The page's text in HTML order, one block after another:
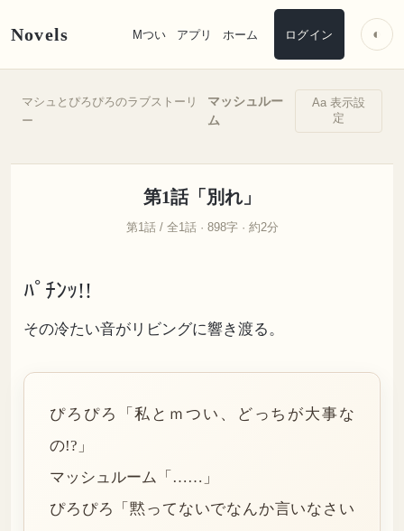
Novels Mつい アプリ ホーム ログイン ◐
マシュとぴろぴろのラブストーリ
ー
マッシュルー
ム
Aa 表示設
定
第1話「別れ」
第1話 / 全1話 · 898字 · 約2分
ﾊﾟﾁﾝｯ!!
その冷たい音がリビングに響き渡る。
ぴろぴろ「私とｍつい、どっちが大事な
の!?」
マッシュルーム「……」
ぴろぴろ「黙ってないでなんか言いなさい